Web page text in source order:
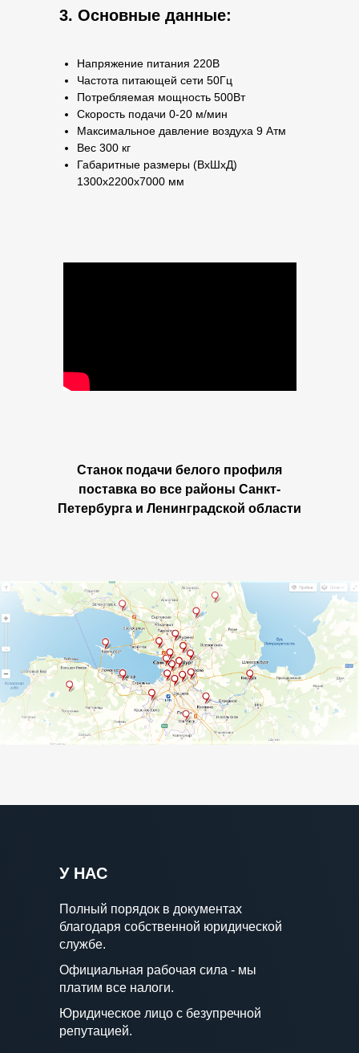
3. Основные данные:
Напряжение питания 220В
Частота питающей сети 50Гц
Потребляемая мощность 500Вт
Скорость подачи 0-20 м/мин
Максимальное давление воздуха 9 Атм
Вес 300 кг
Габаритные размеры (ВхШхД)
1300х2200х7000 мм
Станок подачи белого профиля
поставка во все районы Санкт-
Петербурга и Ленинградской области
У НАС
Полный порядок в документах
благодаря собственной юридической
службе.
Официальная рабочая сила - мы
платим все налоги.
Юридическое лицо с безупречной
репутацией.